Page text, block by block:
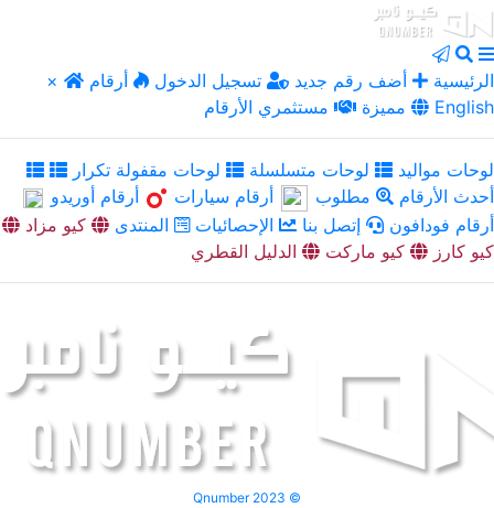
× الرئيسية أضف رقم جديد تسجيل الدخول
أرقام
مميزة
مستثمري الأرقام English
لوحات مواليد لوحات متسلسلة
لوحات مقفولة تكرار
أحدث الأرقام
مطلوب أرقام سيارات
أرقام أوريدو
أرقام فودافون
إتصل بنا الإحصائيات المنتدى
كيو مزاد
كيو كارز
كيو ماركت الدليل القطري
Qnumber 2023 ©